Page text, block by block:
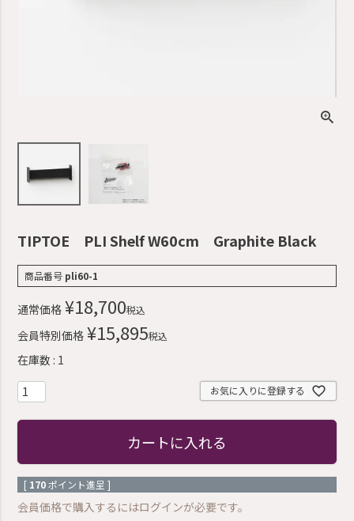
TIPTOE PLI Shelf W60cm Graphite Black
商品番号 pli60-1
通常価格 ¥18,700税込
会員特別価格 ¥15,895税込
在庫数 1
お気に入りに登録する
カートに入れる
[ 170ポイント進呈 ]
会員価格で購入するにはログインが必要です。